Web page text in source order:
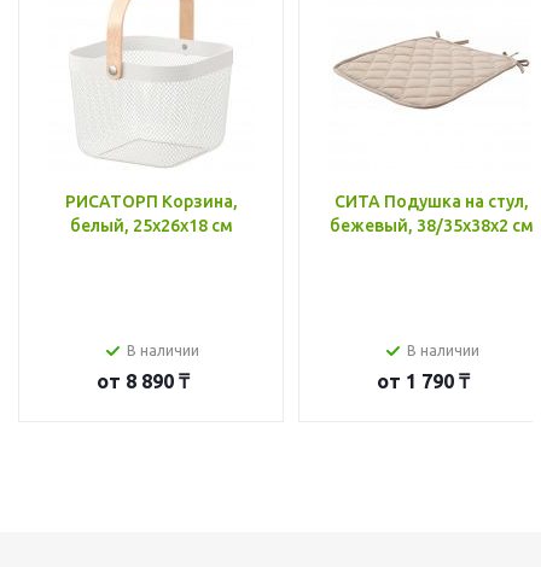
РИСАТОРП Корзина,
белый, 25x26x18 см
В наличии
от 8 890 ₸
СИТА Подушка на стул,
бежевый, 38/35x38x2 см
В наличии
от 1 790 ₸